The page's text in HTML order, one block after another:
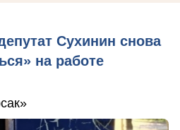
Сухинин снова
на работе